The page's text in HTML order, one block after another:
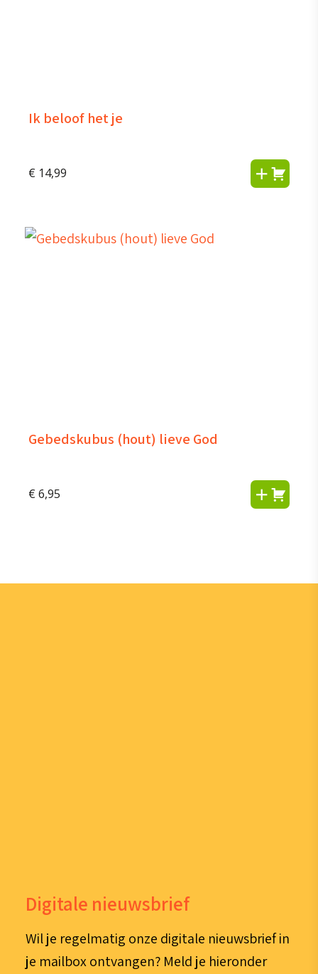
Ik beloof het je
€ 14,99
Gebedskubus (hout) lieve God
€ 6,95
Digitale nieuwsbrief
Wil je regelmatig onze digitale nieuwsbrief in
je mailbox ontvangen? Meld je hieronder